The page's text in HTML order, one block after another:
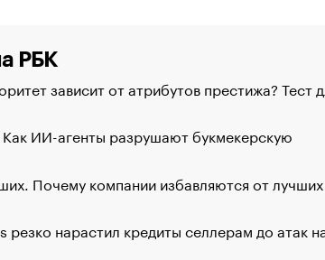
РБК
зависит от атрибутов престижа? Тест
ИИ-агенты разрушают букмекерскую
Почему компании избавляются от лучших
резко нарастил кредиты селлерам до атак